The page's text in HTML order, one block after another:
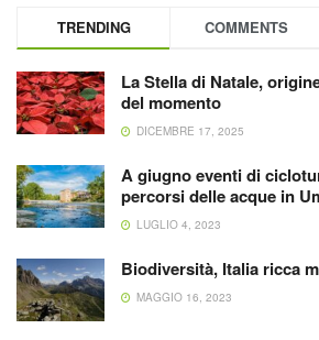
TRENDING COMMENTS
La Stella di Natale,
del momento
DICEMBRE 17, 2025
A giugno eventi di
percorsi delle acque in
LUGLIO 4, 2023
Biodiversità, Italia ricca
MAGGIO 16, 2023